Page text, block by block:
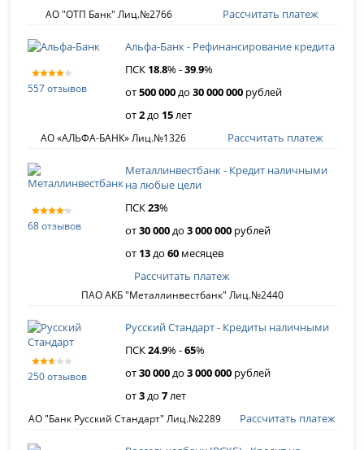
АО "ОТП Банк" Лиц.№2766 Рассчитать платеж
557 отзывов
Альфа-Банк - Рефинансирование кредита
ПСК 18.8% -39.9%
от500 000до30 000 000 рублей
от2до 15лет
АО «АЛЬФА-БАНК» Лиц.№1326 Рассчитать платеж
68 отзывов
Металлинвестбанк - Кредит наличными
на любые цели
ПСК23%
от30 000до3 000 000 рублей
от 13до60 месяцев
ПАО АКБ "Металлинвестбанк" Лиц.№2440
Рассчитать платеж
250 отзывов
Русский Стандарт - Кредиты наличными
ПСК24.9% -65%
от30 000до3 000 000 рублей
от3до7лет
АО "Банк Русский Стандарт" Лиц.№2289 Рассчитать платеж